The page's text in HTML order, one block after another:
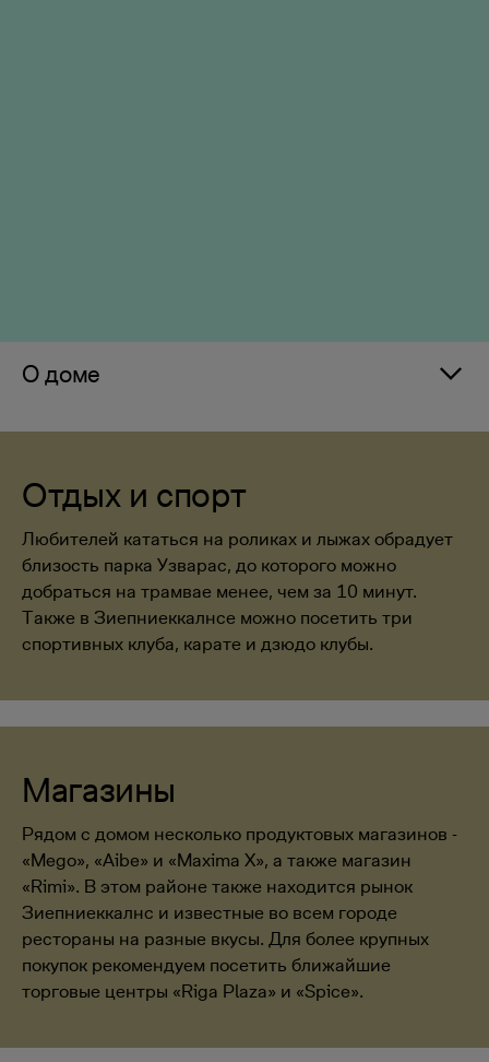
О доме
Отдых и спорт
Любителей кататься на роликах и лыжах обрадует
близость парка Узварас, до которого можно
добраться на трамвае менее, чем за 10 минут.
Также в Зиепниеккалнсе можно посетить три
спортивных клуба, карате и дзюдо клубы.
Магазины
Рядом с домом несколько продуктовых магазинов -
«Mego», «Aibe» и «Maxima X», а также магазин
«Rimi». В этом районе также находится рынок
Зиепниеккалнс и известные во всем городе
рестораны на разные вкусы. Для более крупных
покупок рекомендуем посетить ближайшие
торговые центры «Riga Plaza» и «Spice».